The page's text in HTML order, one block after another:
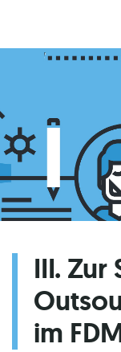
III. Zur
im